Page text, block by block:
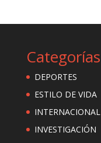
Categorías
DEPORTES
ESTILO DE VIDA
INTERNACIONAL
INVESTIGACIÓN